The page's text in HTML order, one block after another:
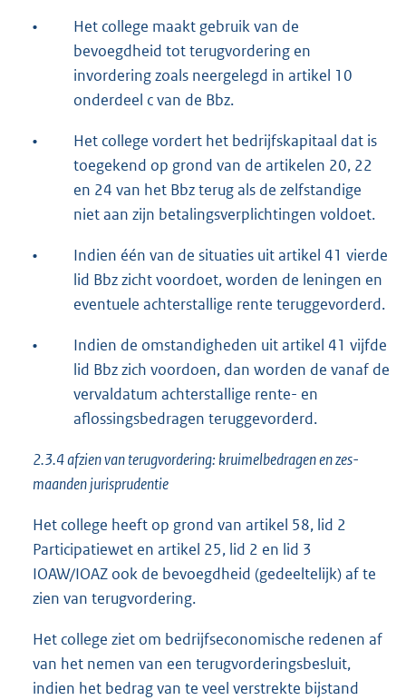
•
Het college maakt gebruik van de
bevoegdheid tot terugvordering en
invordering zoals neergelegd in artikel 10
onderdeel c van de Bbz.
•
Het college vordert het bedrijfskapitaal dat is
toegekend op grond van de artikelen 20, 22
en 24 van het Bbz terug als de zelfstandige
niet aan zijn betalingsverplichtingen voldoet.
•
Indien één van de situaties uit artikel 41 vierde
lid Bbz zicht voordoet, worden de leningen en
eventuele achterstallige rente teruggevorderd.
•
Indien de omstandigheden uit artikel 41 vijfde
lid Bbz zich voordoen, dan worden de vanaf de
vervaldatum achterstallige rente- en
aflossingsbedragen teruggevorderd.
2.3.4 afzien van terugvordering: kruimelbedragen en zes-
maanden jurisprudentie
Het college heeft op grond van artikel 58, lid 2
Participatiewet en artikel 25, lid 2 en lid 3
IOAW/IOAZ ook de bevoegdheid (gedeeltelijk) af te
zien van terugvordering.
Het college ziet om bedrijfseconomische redenen af
van het nemen van een terugvorderingsbesluit,
indien het bedrag van te veel verstrekte bijstand